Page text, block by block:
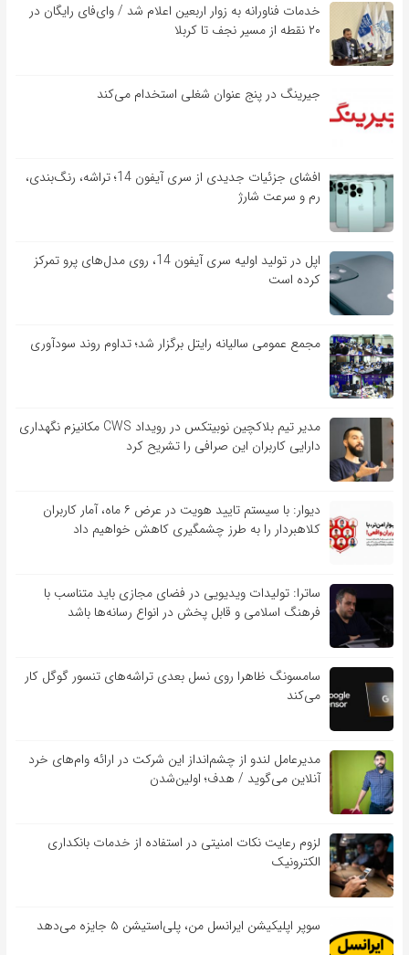
خدمات فناورانه به زوار اربعین اعلام شد / وای‌فای رایگان در
۲۰ نقطه از مسیر نجف تا کربلا
جیرینگ در پنج عنوان شغلی استخدام می‌کند
افشای جزئیات جدیدی از سری آیفون 14؛ تراشه، رنگ‌بندی،
رم و سرعت شارژ
اپل در تولید اولیه سری آیفون 14، روی مدل‌های پرو تمرکز
کرده است
مجمع عمومی سالیانه رایتل برگزار شد؛ تداوم روند سودآوری
مدیر تیم بلاکچین نوبیتکس در رویداد CWS مکانیزم نگهداری
دارایی کاربران این صرافی را تشریح کرد
دیوار: با سیستم تایید هویت در عرض ۶ ماه، آمار کاربران
کلاهبردار را به طرز چشمگیری کاهش خواهیم داد
ساترا: تولیدات ویدیویی در فضای مجازی باید متناسب با
فرهنگ اسلامی و قابل پخش در انواع رسانه‌ها باشد
سامسونگ ظاهرا روی نسل بعدی تراشه‌های تنسور گوگل کار
می‌کند
مدیرعامل لندو از چشم‌انداز این شرکت در ارائه وام‌های خرد
آنلاین می‌گوید / هدف؛ اولین‌شدن
لزوم رعایت نکات امنیتی در استفاده از خدمات بانکداری
الکترونیک
سوپر اپلیکیشن ایرانسل من، پلی‌استیشن ۵ جایزه می‌دهد